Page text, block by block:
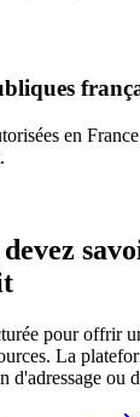
en
pour offrir
La
d'adressage ou